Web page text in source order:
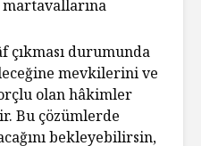
çıkması durumunda
mevkilerini ve
olan hâkimler
Bu çözümlerde
bekleyebilirsin,